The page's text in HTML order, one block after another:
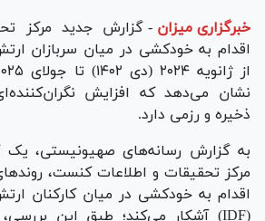
خبرگزاری میزان -
اقدام به خودکشی در میان سربازان
نشان می‌دهد که افزایش
ذخیره و رزمی دارد.
به گزارش رسانه‌های صهیونیستی، یک
مرکز تحقیقات و اطلاعات کنست،
اقدام به خودکشی در میان کارکنان